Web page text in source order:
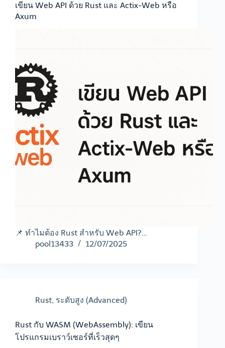
เขียน Web API ด้วย Rust และ Actix-Web หรือ
Axum
📌 ทำไมต้อง Rust สำหรับ Web API?…
pool13433
12/07/2025
Rust, ระดับสูง (Advanced)
Rust กับ WASM (WebAssembly): เขียน
โปรแกรมเบราว์เซอร์ที่เร็วสุดๆ